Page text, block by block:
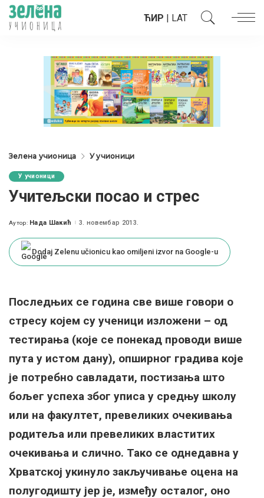
ЋИР | LAT
Зелена учионица У учионици
У учионици
Учитељски посао и стрес
Posted
Аутор: Нада Шакић 3. новембар 2013.
Dodaj Zelenu učionicu kao omiljeni izvor na Google-u
Последњих се година све више говори о
стресу којем су ученици изложени – од
тестирања (које се понекад проводи више
пута у истом дану), опширног градива које
је потребно савладати, постизања што
бољег успеха због уписа у средњу школу
или на факултет, превеликих очекивања
родитеља или превеликих властитих
очекивања и слично. Тако се однедавна у
Хрватској укинуло закључивање оцена на
полугодишту јер је, између осталог, оно